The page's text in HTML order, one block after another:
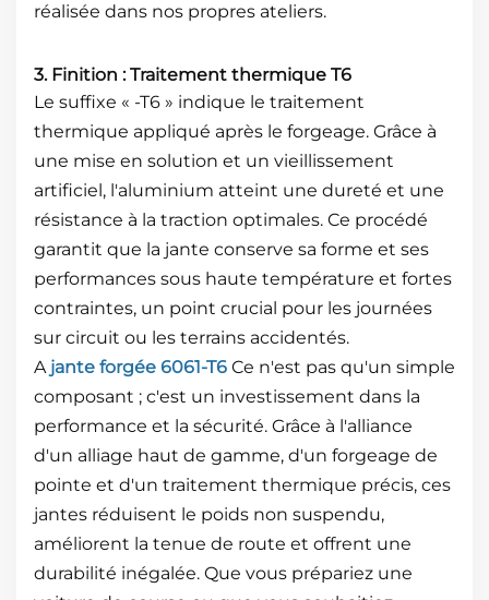
réalisée dans nos propres ateliers.
3. Finition : Traitement thermique T6
Le suffixe « -T6 » indique le traitement
thermique appliqué après le forgeage. Grâce à
une mise en solution et un vieillissement
artificiel, l'aluminium atteint une dureté et une
résistance à la traction optimales. Ce procédé
garantit que la jante conserve sa forme et ses
performances sous haute température et fortes
contraintes, un point crucial pour les journées
sur circuit ou les terrains accidentés.
A jante forgée 6061-T6 Ce n'est pas qu'un simple
composant ; c'est un investissement dans la
performance et la sécurité. Grâce à l'alliance
d'un alliage haut de gamme, d'un forgeage de
pointe et d'un traitement thermique précis, ces
jantes réduisent le poids non suspendu,
améliorent la tenue de route et offrent une
durabilité inégalée. Que vous prépariez une